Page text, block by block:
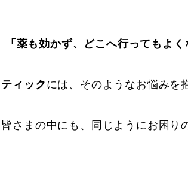
「薬も効かず、どこへ行ってもよ
ィックには、そのようなお悩みを
さまの中にも、同じようにお困り